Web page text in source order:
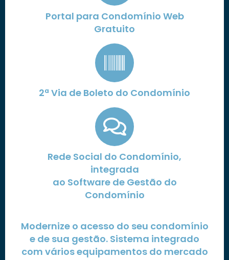
Portal para Condomínio Web
Gratuito
2ª Via de Boleto do Condomínio
Rede Social do Condomínio,
integrada
ao Software de Gestão do
Condomínio
Modernize o acesso do seu condomínio
e de sua gestão. Sistema integrado
com vários equipamentos do mercado